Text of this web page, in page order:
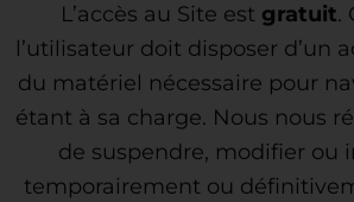
L’accès au Site est gratuit.
l’utilisateur doit disposer d’un
du matériel nécessaire pour
étant à sa charge. Nous nous
de suspendre, modifier ou
temporairement ou